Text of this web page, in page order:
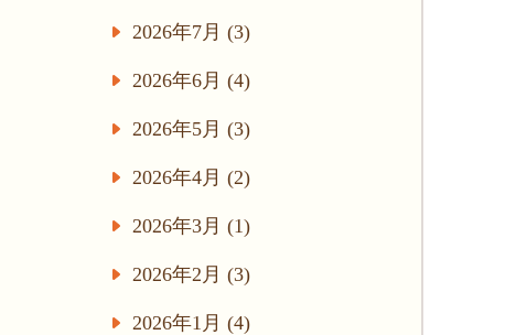
2026年7月 (3)
2026年6月 (4)
2026年5月 (3)
2026年4月 (2)
2026年3月 (1)
2026年2月 (3)
2026年1月 (4)